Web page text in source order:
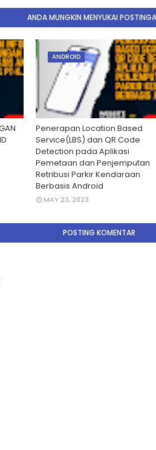
ANDA MUNGKIN MENYUKAI
ANDROID
Penerapan Location Based
Service(LBS) dan QR Code
Detection pada Aplikasi
Pemetaan dan Penjemputan
Retribusi Parkir Kendaraan
Berbasis Android
MAY 23, 2023
POSTING KOMENTAR